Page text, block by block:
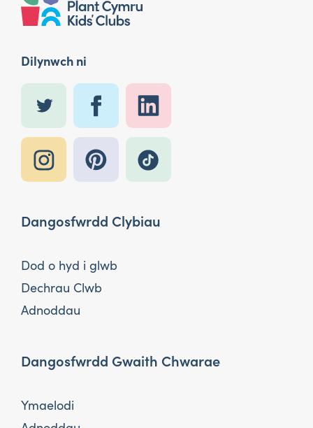
Dilynwch ni
Dangosfwrdd Clybiau
Dod o hyd i glwb
Dechrau Clwb
Adnoddau
Dangosfwrdd Gwaith Chwarae
Ymaelodi